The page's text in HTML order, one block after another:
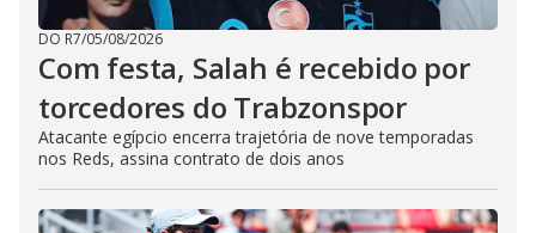
DO R7/05/08/2026
Com festa, Salah é recebido por
torcedores do Trabzonspor
Atacante egípcio encerra trajetória de nove temporadas
nos Reds, assina contrato de dois anos